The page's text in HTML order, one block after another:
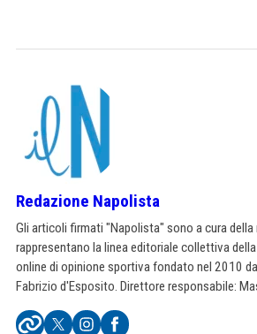
Redazione Napolista
Gli articoli firmati "Napolista" sono a cura della
rappresentano la linea editoriale collettiva
online di opinione sportiva fondato nel 2010
Fabrizio d'Esposito. Direttore responsabile: